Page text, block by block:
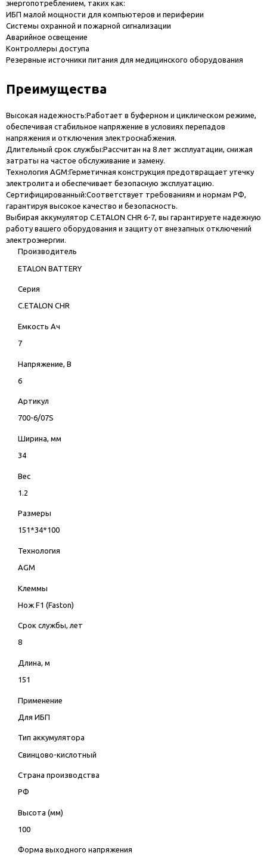
энергопотреблением, таких как:
ИБП малой мощности для компьютеров и периферии
Системы охранной и пожарной сигнализации
Аварийное освещение
Контроллеры доступа
Резервные источники питания для медицинского оборудования
Преимущества
Высокая надежность:Работает в буферном и циклическом режиме,
обеспечивая стабильное напряжение в условиях перепадов
напряжения и отключения электроснабжения.
Длительный срок службы:Рассчитан на 8 лет эксплуатации, снижая
затраты на частое обслуживание и замену.
Технология AGM:Герметичная конструкция предотвращает утечку
электролита и обеспечивает безопасную эксплуатацию.
Сертифицированный:Соответствует требованиям и нормам РФ,
гарантируя высокое качество и безопасность.
Выбирая аккумулятор C.ETALON CHR 6-7, вы гарантируете надежную
работу вашего оборудования и защиту от внезапных отключений
электроэнергии.
Производитель
ETALON BATTERY
Серия
C.ETALON CHR
Емкость Ач
7
Напряжение, В
6
Артикул
700-6/07S
Ширина, мм
34
Вес
1.2
Размеры
151*34*100
Технология
AGM
Клеммы
Нож F1 (Faston)
Срок службы, лет
8
Длина, м
151
Применение
Для ИБП
Тип аккумулятора
Свинцово-кислотный
Страна производства
РФ
Высота (мм)
100
Форма выходного напряжения